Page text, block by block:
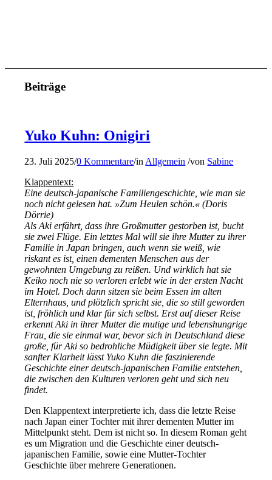
Beiträge
Yuko Kuhn: Onigiri
23. Juli 2025/0 Kommentare/in Allgemein /von Sabine
Klappentext:
Eine deutsch-japanische Familiengeschichte, wie man sie
noch nicht gelesen hat. »Zum Heulen schön.« (Doris
Dörrie)
Als Aki erfährt, dass ihre Großmutter gestorben ist, bucht
sie zwei Flüge. Ein letztes Mal will sie ihre Mutter zu ihrer
Familie in Japan bringen, auch wenn sie weiß, wie
riskant es ist, einen dementen Menschen aus der
gewohnten Umgebung zu reißen. Und wirklich hat sie
Keiko noch nie so verloren erlebt wie in der ersten Nacht
im Hotel. Doch dann sitzen sie beim Essen im alten
Elternhaus, und plötzlich spricht sie, die so still geworden
ist, fröhlich und klar für sich selbst. Erst auf dieser Reise
erkennt Aki in ihrer Mutter die mutige und lebenshungrige
Frau, die sie einmal war, bevor sich in Deutschland diese
große, für Aki so bedrohliche Müdigkeit über sie legte. Mit
sanfter Klarheit lässt Yuko Kuhn die faszinierende
Geschichte einer deutsch-japanischen Familie entstehen,
die zwischen den Kulturen verloren geht und sich neu
findet.
Den Klappentext interpretierte ich, dass die letzte Reise
nach Japan einer Tochter mit ihrer dementen Mutter im
Mittelpunkt steht. Dem ist nicht so. In diesem Roman geht
es um Migration und die Geschichte einer deutsch-
japanischen Familie, sowie eine Mutter-Tochter
Geschichte über mehrere Generationen.